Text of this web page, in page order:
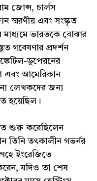
জোন্স, চার্লস
স্মরণীয় এবং সংস্কৃত
মাধ্যমে ভারতকে বোঝার
গবেষণার প্রদর্শন
ডুপেরনের
এবং আমেরিকান
লেখকদের জন্য
হয়েছিল।
শুরু করেছিলেন
তিনি তৎকালীন গভর্নর
ইংরেজিতে
যদিও তা শেষ